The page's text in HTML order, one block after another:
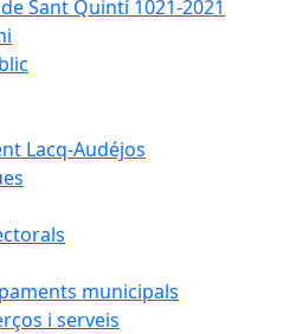
Sant Quintí 1021-2021
Lacq-Audéjos
municipals
i serveis